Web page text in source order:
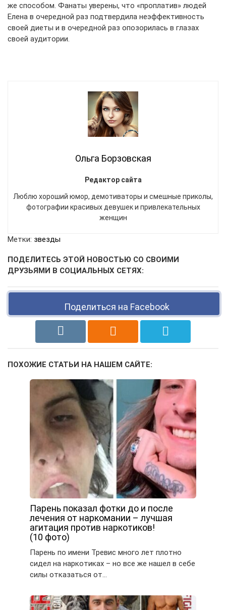
же способом. Фанаты уверены, что «проплатив» людей
Елена в очередной раз подтвердила неэффективность
своей диеты и в очередной раз опозорилась в глазах
своей аудитории.
Ольга Борзовская
Редактор сайта
Люблю хороший юмор, демотиваторы и смешные приколы,
фотографии красивых девушек и привлекательных
женщин
Метки: звезды
ПОДЕЛИТЕСЬ ЭТОЙ НОВОСТЬЮ СО СВОИМИ
ДРУЗЬЯМИ В СОЦИАЛЬНЫХ СЕТЯХ:
Поделиться на Facebook
ПОХОЖИЕ СТАТЬИ НА НАШЕМ САЙТЕ:
Парень показал фотки до и после
лечения от наркомании – лучшая
агитация против наркотиков!
(10 фото)
Парень по имени Тревис много лет плотно
сидел на наркотиках – но все же нашел в себе
силы отказаться от…